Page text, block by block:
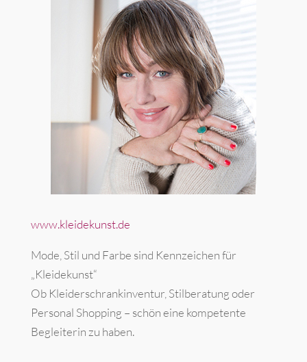
www.kleidekunst.de
Mode, Stil und Farbe sind Kennzeichen für
„Kleidekunst“
Ob Kleiderschrankinventur, Stilberatung oder
Personal Shopping – schön eine kompetente
Begleiterin zu haben.